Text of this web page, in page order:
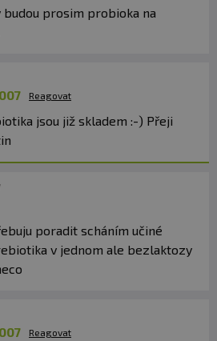
budou prosim probioka na
Reagovat
jsou již skladem :-) Přeji
poradit scháním učiné
v jednom ale bezlaktozy
Reagovat